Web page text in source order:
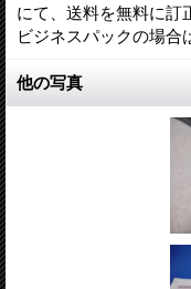
にて、送料を無料に
ビジネスパックの場合
他の写真